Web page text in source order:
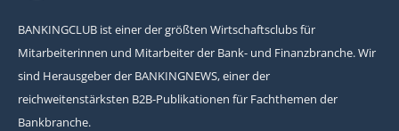
BANKINGCLUB ist einer der größten Wirtschaftsclubs für
Mitarbeiterinnen und Mitarbeiter der Bank- und Finanzbranche. Wir
sind Herausgeber der BANKINGNEWS, einer der
reichweitenstärksten B2B-Publikationen für Fachthemen der
Bankbranche.